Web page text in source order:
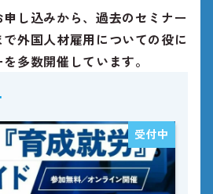
し込みから、過去のセミナー
外国人材雇用についての役に
多数開催しています。
受付中